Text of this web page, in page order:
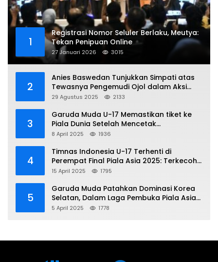
1
Registrasi Nomor Seluler Berlaku, Meutya:
Tekan Penipuan Online
27 Januari 2026 3015
2
Anies Baswedan Tunjukkan Simpati atas
Tewasnya Pengemudi Ojol dalam Aksi
Demo
29 Agustus 2025 2133
3
Garuda Muda U-17 Memastikan tiket ke
Piala Dunia Setelah Mencetak
Kemenangan Gemilang atas Yaman 4-1 di
8 April 2025 1936
4
Timnas Indonesia U-17 Terhenti di
Perempat Final Piala Asia 2025: Terkecoh
Korea Utara
15 April 2025 1795
5
Garuda Muda Patahkan Dominasi Korea
Selatan, Dalam Laga Pembuka Piala Asia
2025 U-17
5 April 2025 1778